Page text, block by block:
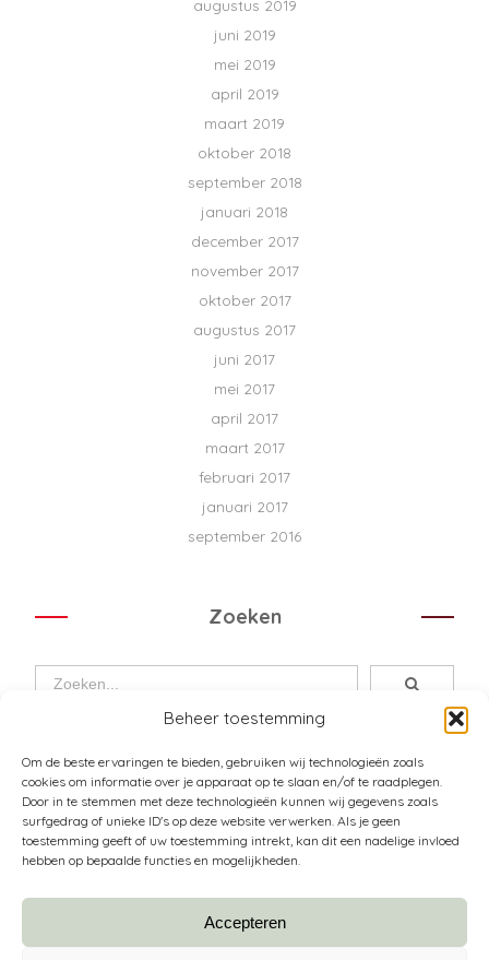
Beheer toestemming
Om de beste ervaringen te bieden, gebruiken wij technologieën zoals
cookies om informatie over je apparaat op te slaan en/of te raadplegen.
Door in te stemmen met deze technologieën kunnen wij gegevens zoals
surfgedrag of unieke ID's op deze website verwerken. Als je geen
toestemming geeft of uw toestemming intrekt, kan dit een nadelige invloed
hebben op bepaalde functies en mogelijkheden.
Accepteren
augustus 2019
juni 2019
mei 2019
april 2019
maart 2019
oktober 2018
september 2018
januari 2018
december 2017
november 2017
oktober 2017
augustus 2017
juni 2017
mei 2017
april 2017
maart 2017
februari 2017
januari 2017
september 2016
Zoeken
Over Pura Passione
De huiskamerboetiek